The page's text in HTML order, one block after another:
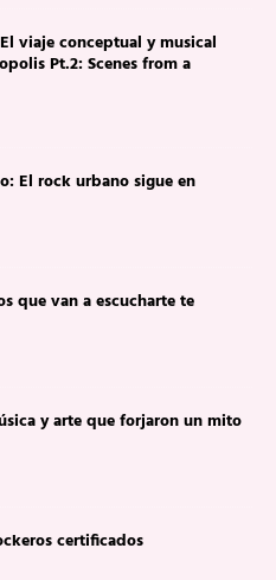
viaje conceptual y musical
Pt.2: Scenes from a
El rock urbano sigue en
que van a escucharte te
y arte que forjaron un mito
certificados